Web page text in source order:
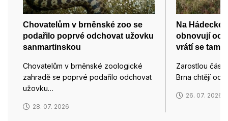
Chovatelům v brněnské zoo se
podařilo poprvé odchovat užovku
sanmartinskou
Chovatelům v brněnské zoologické
zahradě se poprvé podařilo odchovat
užovku…
28. 07. 2026
Na Hádecké
obnovují
vrátí se tam i
Zarostlou část
Brna chtějí
26. 07. 2026